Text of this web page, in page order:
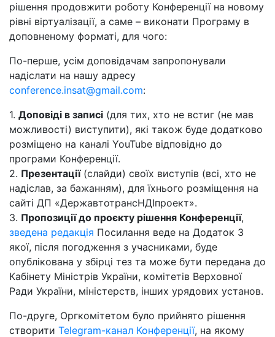
рішення продовжити роботу Конференції на новому
рівні віртуалізації, а саме – виконати Програму в
доповненому форматі, для чого:
По-перше, усім доповідачам запропонували
надіслати на нашу адресу
conference.insat@gmail.com:
1. Доповіді в записі (для тих, хто не встиг (не мав
можливості) виступити), які також буде додатково
розміщено на каналі YouTube відповідно до
програми Конференції.
2. Презентації(слайди) своїх виступів (всі, хто не
надіслав, за бажанням), для їхнього розміщення на
сайті ДП «ДержавтотрансНДІпроект».
3. Пропозиції до проєкту рішення Конференції,
зведена редакція Посилання веде на Додаток 3
якої, після погодження з учасниками, буде
опублікована у збірці тез та може бути передана до
Кабінету Міністрів України, комітетів Верховної
Ради України, міністерств, інших урядових установ.
По-друге, Оргкомітетом було прийнято рішення
створити Telegram-канал Конференції, на якому